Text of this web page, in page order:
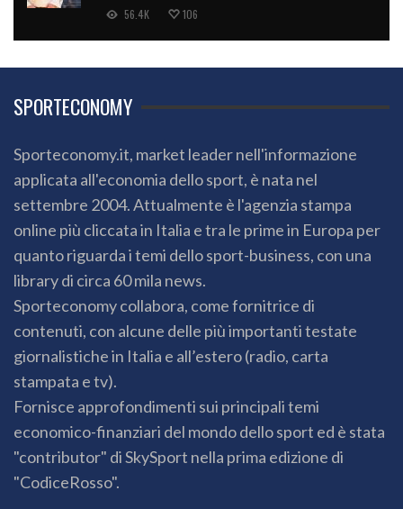
56.4K 106
SPORTECONOMY
Sporteconomy.it, market leader nell'informazione
applicata all'economia dello sport, è nata nel
settembre 2004. Attualmente è l'agenzia stampa
online più cliccata in Italia e tra le prime in Europa per
quanto riguarda i temi dello sport-business, con una
library di circa 60 mila news.
Sporteconomy collabora, come fornitrice di
contenuti, con alcune delle più importanti testate
giornalistiche in Italia e all’estero (radio, carta
stampata e tv).
Fornisce approfondimenti sui principali temi
economico-finanziari del mondo dello sport ed è stata
"contributor" di SkySport nella prima edizione di
"CodiceRosso".